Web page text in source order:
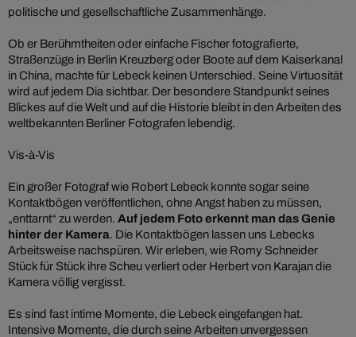
politische und gesellschaftliche Zusammenhänge.
Ob er Berühmtheiten oder einfache Fischer fotografierte,
Straßenzüge in Berlin Kreuzberg oder Boote auf dem Kaiserkanal
in China, machte für Lebeck keinen Unterschied. Seine Virtuosität
wird auf jedem Dia sichtbar. Der besondere Standpunkt seines
Blickes auf die Welt und auf die Historie bleibt in den Arbeiten des
weltbekannten Berliner Fotografen lebendig.
Vis-à-Vis
Ein großer Fotograf wie Robert Lebeck konnte sogar seine
Kontaktbögen veröffentlichen, ohne Angst haben zu müssen,
„enttarnt“ zu werden. Auf jedem Foto erkennt man das Genie
hinter der Kamera. Die Kontaktbögen lassen uns Lebecks
Arbeitsweise nachspüren. Wir erleben, wie Romy Schneider
Stück für Stück ihre Scheu verliert oder Herbert von Karajan die
Kamera völlig vergisst.
Es sind fast intime Momente, die Lebeck eingefangen hat.
Intensive Momente, die durch seine Arbeiten unvergessen